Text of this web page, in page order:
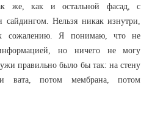
же, как и остальной фасад, с
сайдингом. Нельзя никак изнутри,
сожалению. Я понимаю, что не
но ничего не могу
правильно было бы так: на стену
вата, потом мембрана, потом